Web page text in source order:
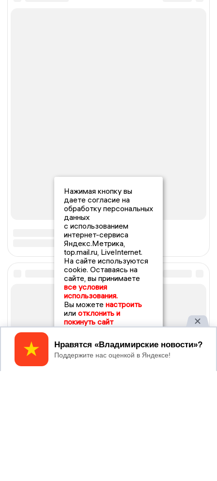
Нажимая кнопку вы
даете согласие на
обработку персональных
данных
с использованием
интернет-сервиса
Яндекс.Метрика,
top.mail.ru, LiveInternet.
На сайте используются
cookie. Оставаясь на
сайте, вы принимаете
все условия
использования.
Вы можете настроить
или отклонить и
покинуть сайт
Принять